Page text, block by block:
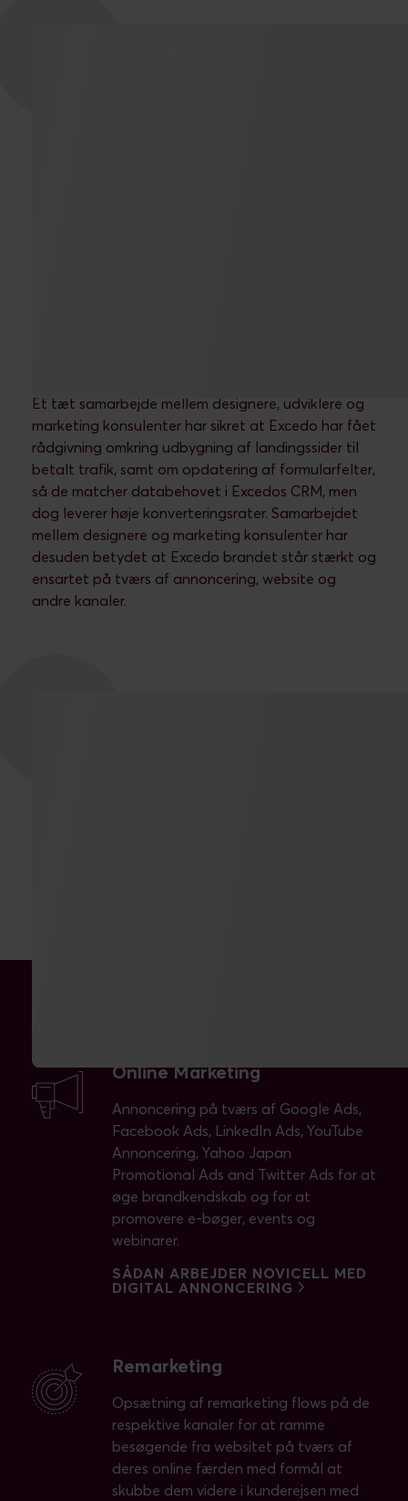
Et tæt samarbejde mellem designere, udviklere og
marketing konsulenter har sikret at Excedo har fået
rådgivning omkring udbygning af landingssider til
betalt trafik, samt om opdatering af formularfelter,
så de matcher databehovet i Excedos CRM, men
dog leverer høje konverteringsrater. Samarbejdet
mellem designere og marketing konsulenter har
desuden betydet at Excedo brandet står stærkt og
ensartet på tværs af annoncering, website og
andre kanaler.
Online Marketing
Annoncering på tværs af Google Ads,
Facebook Ads, LinkedIn Ads, YouTube
Annoncering, Yahoo Japan
Promotional Ads and Twitter Ads for at
øge brandkendskab og for at
promovere e-bøger, events og
webinarer.
SÅDAN ARBEJDER NOVICELL MED
DIGITAL ANNONCERING
Remarketing
Opsætning af remarketing flows på de
respektive kanaler for at ramme
besøgende fra websitet på tværs af
deres online færden med formål at
skubbe dem videre i kunderejsen med